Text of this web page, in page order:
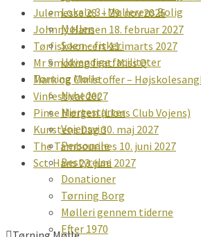
Lokale 3 i Møllerens Bolig
Møllen
Søen – fiskeri
Udvendige faciliteter
Tørning Mølle
Nyheder
Hjertestarter
Vojensvin
Personale
Bestyrelse
Donationer
Tørning Borg
Mølleri gennem tiderne
Efter 1970
Julemesse 28. – 29. nov 2026
Johnny Hansen 18. februar 2027
Tørfisk koncert 11. marts 2027
Mr Smoking feat: Miss Q
Mark og Christoffer –
Vinfestival 2027
Pinse Morgen (Lions Club Vojens)
Kunstens Dag 30. maj 2027
The Tambourines 10. juni 2027
Sct. Hans 23. juni 2027